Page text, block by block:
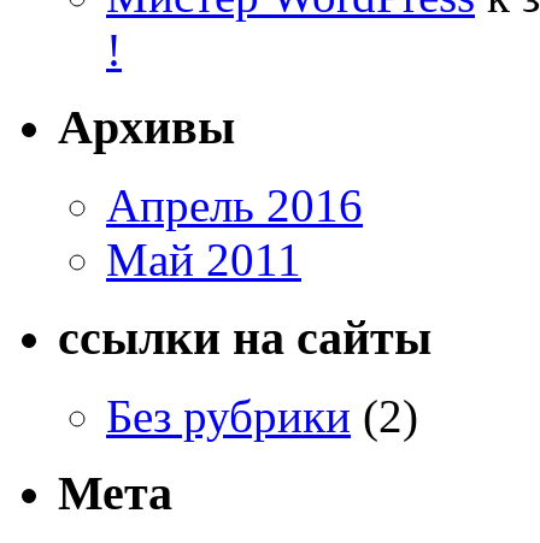
!
Архивы
Апрель 2016
Май 2011
ссылки на сайты
Без рубрики (2)
Мета